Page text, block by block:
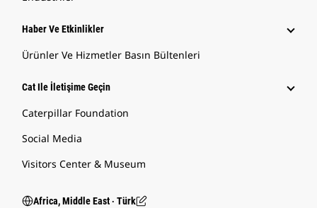
Haber Ve Etkinlikler
Ürünler Ve Hizmetler Basın Bültenleri
Cat Ile İletişime Geçin
Caterpillar Foundation
Social Media
Visitors Center & Museum
Africa, Middle East ‧ Türk